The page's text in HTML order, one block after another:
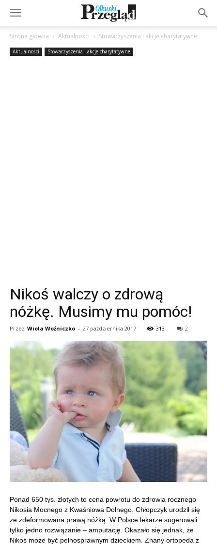
Strona główna Aktualności Stowarzyszenia i akcje charytatywne
Aktualności Stowarzyszenia i akcje charytatywne
Nikoś walczy o zdrową
nóżkę. Musimy mu pomóc!
Przez Wiola Woźniczko - 27 października 2017 313 2
Ponad 650 tys. złotych to cena powrotu do zdrowia rocznego
Nikosia Mocnego z Kwaśniowa Dolnego. Chłopczyk urodził się
ze zdeformowana prawą nóżką. W Polsce lekarze sugerowali
tylko jedno rozwiązanie – amputację. Okazało się jednak, że
Nikoś może być pełnosprawnym dzieckiem. Znany ortopeda z